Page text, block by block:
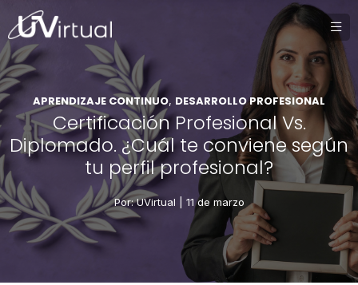
APRENDIZAJE CONTINUO, DESARROLLO PROFESIONAL
Certificación Profesional Vs.
Diplomado. ¿Cuál te conviene según
tu perfil profesional?
Por: UVirtual | 11 de marzo